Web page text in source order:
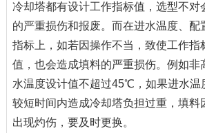
冷却塔都有设计工作指标值，选型不对
的严重损伤和报废。而在进水温度、配
指标上，如若因操作不当，致使工作指
值，也会造成填料的严重损伤。例如非
水温度设计值不超过45℃，如果进水
较短时间内造成冷却塔负担过重，填料
出现灼伤，要及时更换。